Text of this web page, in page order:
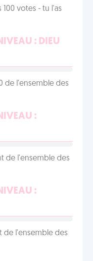
votes - tu l'as
: DIEU
de l'ensemble des
:
de l'ensemble des
:
de l'ensemble des